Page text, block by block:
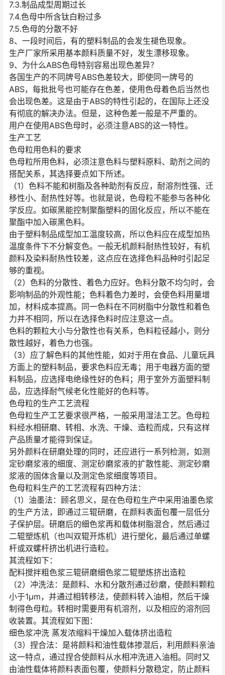
7.3.制品成型周期过长
7.4.色母中所含钛白粉过多
7.5.色母的分散不好
8、一段时间后，有的塑料制品的会发生褪色现象。
生产厂家所采用基本颜料质量不好，发生漂移现象。
9、为什么ABS色母特别容易出现色差异？
各国生产的不同牌号ABS色差较大，即使同一牌号的
ABS，每批批号也可能存在色差，使用色母着色后当然也
会出现色差。这是由于ABS的特性引起的，在国际上还没
有彻底的解决办法。但是，这种色差一般是不严重的。
用户在使用ABS色母时，必须注意ABS的这一特性。
生产工艺
色母粒用色料的要求
色母粒所用色料，必须注意色料与塑料原料、助剂之间的
搭配关系，其选择要点如下所述。
（1）色料不能和树脂及各种助剂有反应，耐溶剂性强、迁
移性小、耐热性好等。也就是说，色母粒不能参与各种化
学反应。如碳黑能控制聚酯塑料的固化反应，所以不能在
聚酯中加入碳黑色料。
由于塑料制品成型加工温度较高，所以色料应在成型加热
温度条件下不分解变色。一般无机颜料耐热性较好，有机
颜料及染料耐热性较差，这点应在选择色料品种时引起足
够的重视。
（2）色料的分散性、着色力应好。色料分散不均匀时，会
影响制品的外观性能；色料着色力差时，会使色料用量增
加，材料成本提高。同一色料在不同树脂中分散性和着色
力并不相同，所以在选择色料时应注意这一点。
色料的颗粒大小与分散性也有关系，色料粒径越小，则分
散性越好，着色力也强。
（3）应了解色料的其他性能，如对于用在食品、儿童玩具
方面上的塑料制品，要求色料应无毒；用于电器方面的塑
料制品，应选择电绝缘性好的色料；用于室外方面塑料制
品，应选择耐气候老化性能好的色料等。
色母粒的生产工艺流程
色母粒生产工艺要求很严格，一般采用湿法工艺。色母粒
料经水相研磨、转相、水洗、干燥、造粒而成，只有这样
产品质量才能得到保证。
另外颜料在研磨处理的同时，还应进行一系列检测，如测
定砂磨浆液的细度、测定砂磨浆液的扩散性能、测定砂磨
浆液的固体含量以及测定色浆细度等项目。
色母粒料生产的工艺流程有四种方法：
（1）油墨法：顾名思义，是在色母粒生产中采用油墨色浆
的生产方法，即通过三辊研磨，在颜料表面包覆一层低分
子保护层。研磨后的细色浆再和载体树脂混合，然后通过
二辊塑炼机（也叫双辊开炼机）进行塑化，最后通过单螺
杆或双螺杆挤出机进行造粒。
其流程如下：
配料搅拌粗色浆三辊研磨细色浆二辊塑炼挤出造粒
（2）冲洗法：是颜料、水和分散剂通过砂磨，使颜料颗粒
小于1μm，并通过相转移法，使颜料转入油相，然后干燥
制得色母粒。转相时需要用有机溶剂，以及相应的溶剂回
收装置。其流程如下图：
细色浆冲洗 蒸发浓缩料干燥加入载体挤出造粒
（3）捏合法：是将颜料和油性载体掺混后，利用颜料亲油
这一特点，通过捏合使颜料从水相冲洗进入油相。同时又
由油性载体将颜料表面包覆，使颜料分散稳定，防止颜料